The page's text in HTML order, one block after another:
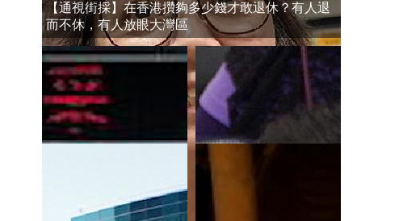
【通視街採】在香港攢夠多少錢才敢退休？有人退
而不休，有人放眼大灣區